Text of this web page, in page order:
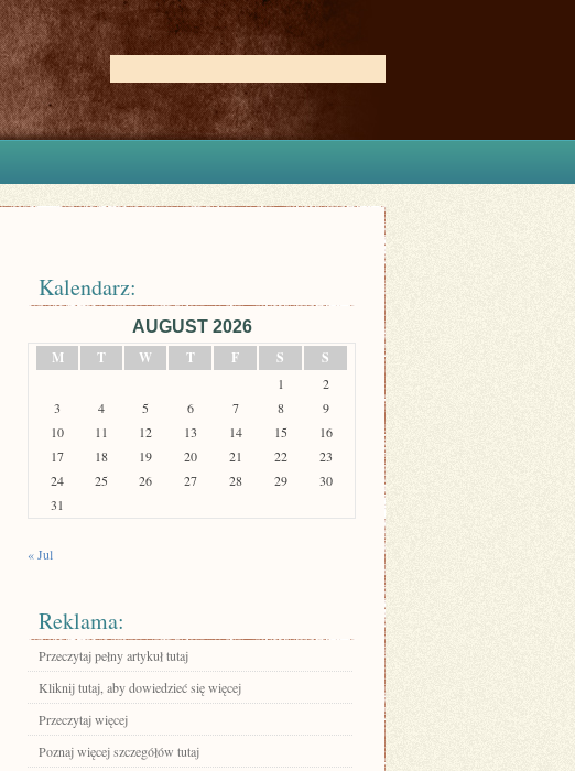
Kalendarz:
AUGUST 2026
M
T W T F S S
1
2
3
4 5 6 7 8
9
10
11 12 13 14 15
16
17
18 19 20 21 22
23
24
25 26 27 28 29
30
31
« Jul
Reklama:
Przeczytaj pełny artykuł tutaj
Kliknij tutaj, aby dowiedzieć się więcej
Przeczytaj więcej
Poznaj więcej szczegółów tutaj